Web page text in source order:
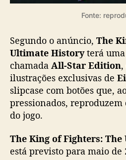
Fonte:
Segundo o anúncio, The
Ultimate Historyterá uma
chamada All-Star Edition
ilustrações exclusivas de
slipcase com botões que,
pressionados, reproduzem
do jogo.
The King of Fighters:
está previsto para maio de